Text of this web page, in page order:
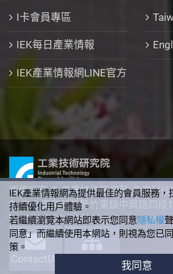
I卡會員專區
IEK每日產業情報
IEK產業情報網LINE官方
版權所有 © 工業技術研究院 產業科
310 臺灣新竹縣竹東鎮中興路四段
+886-3-5912340
ContactUs
IEK產業情報網為提供最佳的會員服務
持續優化用戶體驗。
若繼續瀏覽本網站即表示您同意隱私權
同意」而繼續使用本網站，則視為您已
策。
我同意